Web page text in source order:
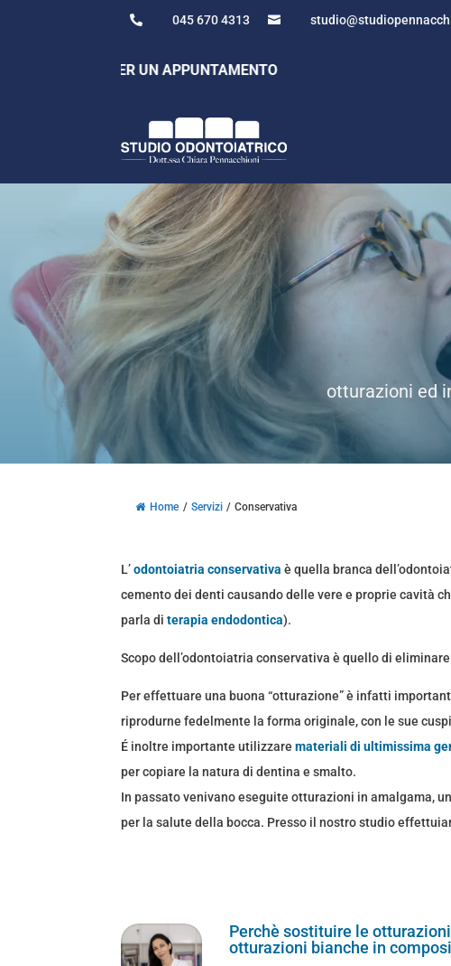
 045 670 4313 
4313 PER UN APPUNTAMENTO
otturazioni ed
Home / Servizi / Conservativa
L’odontoiatria conservativa è quella branca
cemento dei denti causando delle vere e proprie cavità
parla di terapia endodontica).
Scopo dell’odontoiatria conservativa è quello di
Per effettuare una buona “otturazione” è infatti
riprodurne fedelmente la forma originale, con le sue
É inoltre importante utilizzaremateriali di ultimissima
per copiare la natura di dentina e smalto.
In passato venivano eseguite otturazioni in amalgama,
per la salute della bocca. Presso il nostro studio
Perchè sostituire le
otturazioni bianche in